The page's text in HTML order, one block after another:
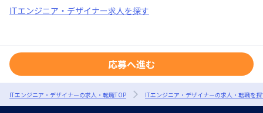
ITエンジニア・デザイナー求人を探す
応募へ進む
ITエンジニア・デザイナーの求人・転職TOP ITエンジニア・デザイナーの求人・転職を